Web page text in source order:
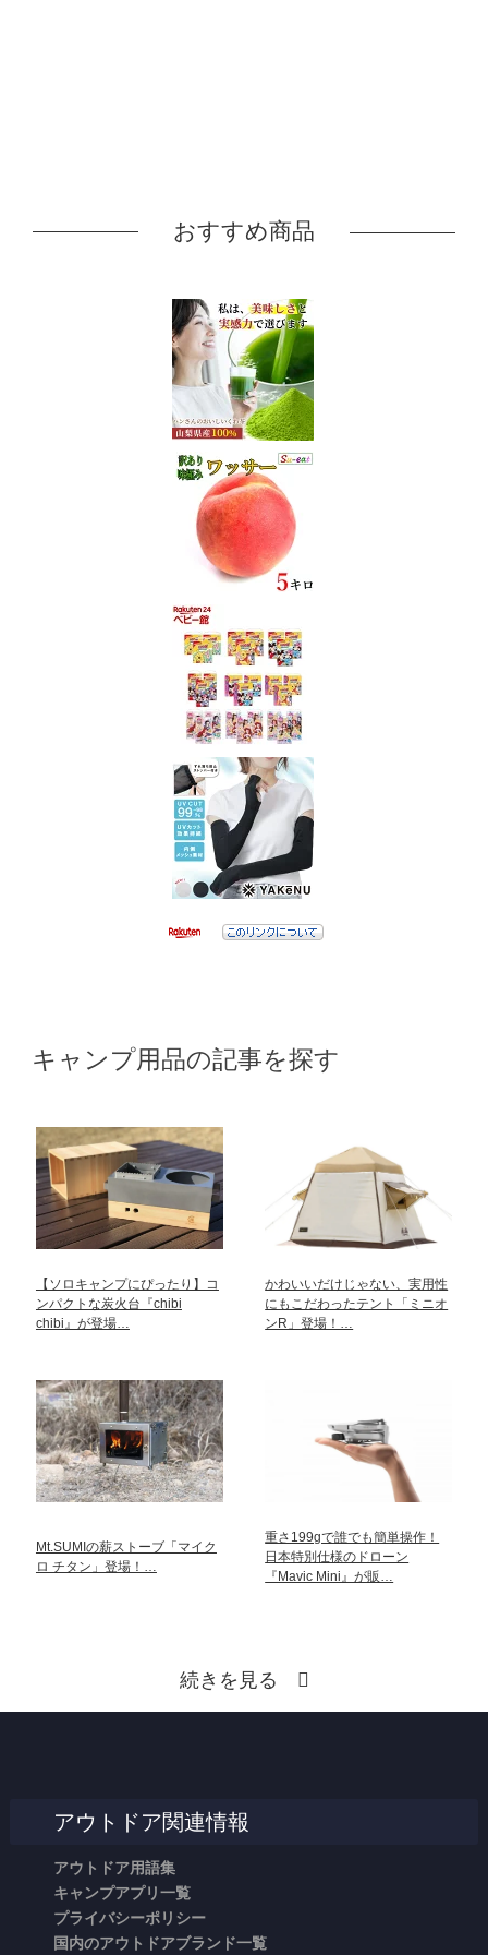
おすすめ商品
キャンプ用品の記事を探す
【ソロキャンプにぴったり】コ
ンパクトな炭火台『chibi
chibi』が登場…
かわいいだけじゃない、実用性
にもこだわったテント「ミニオ
ンR」登場！…
Mt.SUMIの薪ストーブ「マイク
ロ チタン」登場！…
重さ199gで誰でも簡単操作！
日本特別仕様のドローン
『Mavic Mini』が販…
続きを見る
アウトドア関連情報
アウトドア用語集
キャンプアプリ一覧
プライバシーポリシー
国内のアウトドアブランド一覧